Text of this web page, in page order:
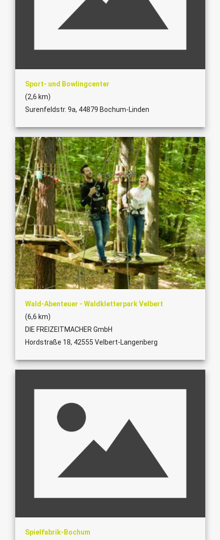
Sport- und Bowlingcenter
(2,6 km)
Surenfeldstr. 9a, 44879 Bochum-Linden
Wald-Abenteuer - Waldkletterpark Velbert
(6,6 km)
DIE FREIZEITMACHER GmbH
Hordstraße 18, 42555 Velbert-Langenberg
Spielfabrik-Bochum